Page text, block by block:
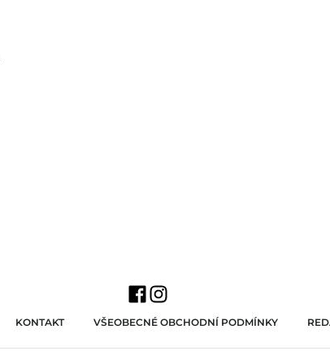
KONTAKT VŠEOBECNÉ OBCHODNÍ PODMÍNKY